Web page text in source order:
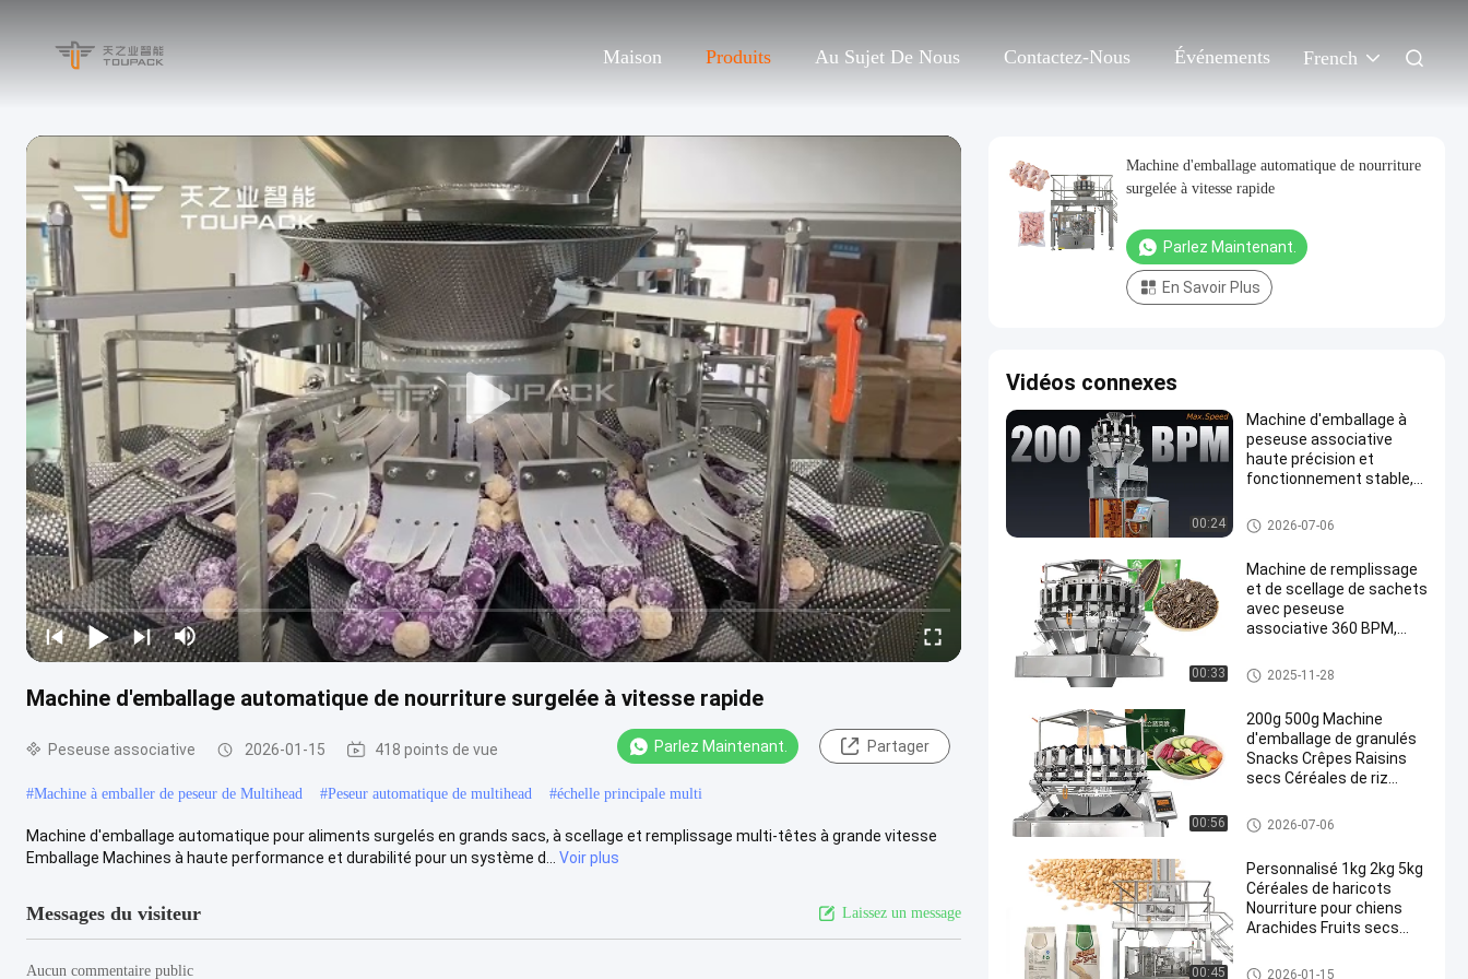
Maison Produits Au Sujet De Nous Contactez-Nous Événements French
Machine d'emballage automatique de nourriture surgelée à vitesse rapide
Peseuse associative 2026-01-15 418 points de vue Parlez Maintenant. Partager
#Machine à emballer de peseur de Multihead #Peseur automatique de multihead #échelle principale multi
Machine d'emballage automatique pour aliments surgelés en grands sacs, à scellage et remplissage multi-têtes à grande vitesse
Emballage Machines à haute performance et durabilité pour un système d...
Voir plus
Messages du visiteur Laissez un message
Aucun commentaire public
Machine d'emballage automatique de nourriture
surgelée à vitesse rapide
Parlez Maintenant.
En Savoir Plus
Vidéos connexes
00:24
Machine d'emballage à
peseuse associative
haute précision et
fonctionnement stable,
sacs/min pour
l'emballage de petits
Machine de conditionnement f
açonnage/remplissage/soudu
2026-07-06
00:33
Machine de remplissage
et de scellage de sachets
avec peseuse
associative 360 BPM,
sachets à fond plat
système de conditionnement
automatisé
2025-11-28
00:56
200g 500g Machine
d'emballage de granulés
Snacks Crêpes Raisins
secs Céréales de riz
Noix de cacao Graines
Jujube Machine
Peseuse associative
2026-07-06
00:45
Personnalisé 1kg 2kg 5kg
Céréales de haricots
Nourriture pour chiens
Arachides Fruits secs
collation Granule Packer
Peseuse associative
2026-01-15